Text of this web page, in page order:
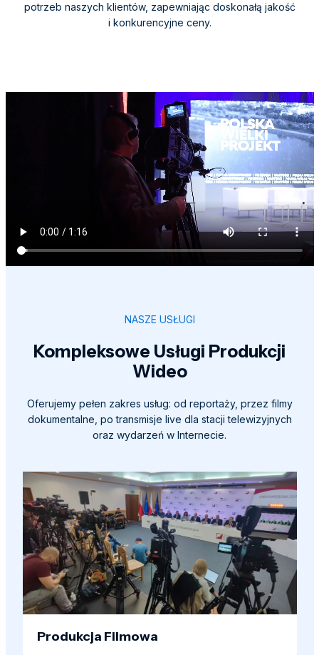
potrzeb naszych klientów, zapewniając doskonałą jakość
i konkurencyjne ceny.
NASZE USŁUGI
Kompleksowe Usługi Produkcji
Wideo
Oferujemy pełen zakres usług: od reportaży, przez filmy
dokumentalne, po transmisje live dla stacji telewizyjnych
oraz wydarzeń w Internecie.
Produkcja Filmowa